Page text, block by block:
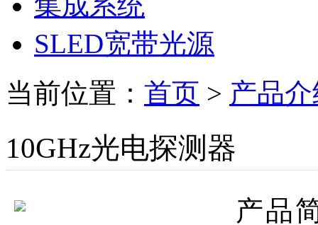
SLED宽带光源
当前位置： 首页 > 产品
10GHz光电探测器
产品